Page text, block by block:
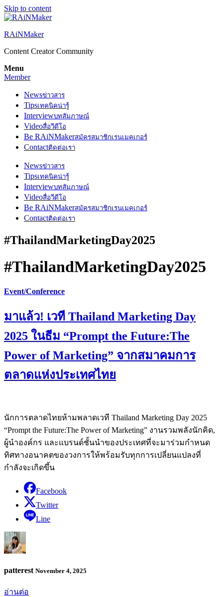
Skip to content
RAiNMaker
Content Creator Community
Menu
Member
Newsข่าวสาร
Tipsเทคนิคน่ารู้
Interviewบทสัมภาษณ์
Videoสื่อวีดีโอ
Be RAiNMakerสมัครสมาชิกเรนเมคเกอร์
Contactติดต่อเรา
Newsข่าวสาร
Tipsเทคนิคน่ารู้
Interviewบทสัมภาษณ์
Videoสื่อวีดีโอ
Be RAiNMakerสมัครสมาชิกเรนเมคเกอร์
Contactติดต่อเรา
#ThailandMarketingDay2025
#ThailandMarketingDay2025
Event/Conference
มาแล้ว! เวที Thailand Marketing Day
2025 ในธีม “Prompt the Future:The
Power of Marketing” จากสมาคมการ
ตลาดแห่งประเทศไทย
นักการตลาดไทยห้ามพลาดเวที Thailand Marketing Day 2025
“Prompt the Future:The Power of Marketing” งานรวมพลังนักคิด,
ผู้นำองค์กร และแบรนด์ชั้นนำของประเทศที่จะมาร่วมกำหนด
ทิศทางอนาคตของวงการให้พร้อมรับทุกการเปลี่ยนแปลงที่
กำลังจะเกิดขึ้น
Facebook
Twitter
Line
patterest November 4, 2025
อ่านต่อ